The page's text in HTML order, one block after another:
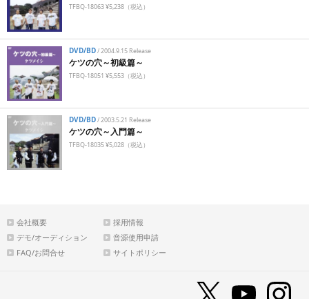
TFBQ-18063 ¥5,238（税込）
DVD/BD/2004.9.15 Release
ケツの穴～初級篇～
TFBQ-18051 ¥5,553（税込）
DVD/BD/2003.5.21 Release
ケツの穴～入門篇～
TFBQ-18035 ¥5,028（税込）
会社概要
採用情報
デモ/オーディション
音源使用申請
FAQ/お問合せ
サイトポリシー